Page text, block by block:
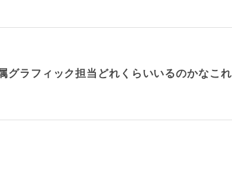
グラフィック担当どれくらいいるのかなこれ